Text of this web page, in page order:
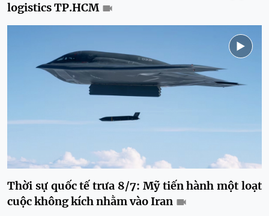
logistics TP.HCM
Thời sự quốc tế trưa 8/7: Mỹ tiến hành một loạt
cuộc không kích nhằm vào Iran